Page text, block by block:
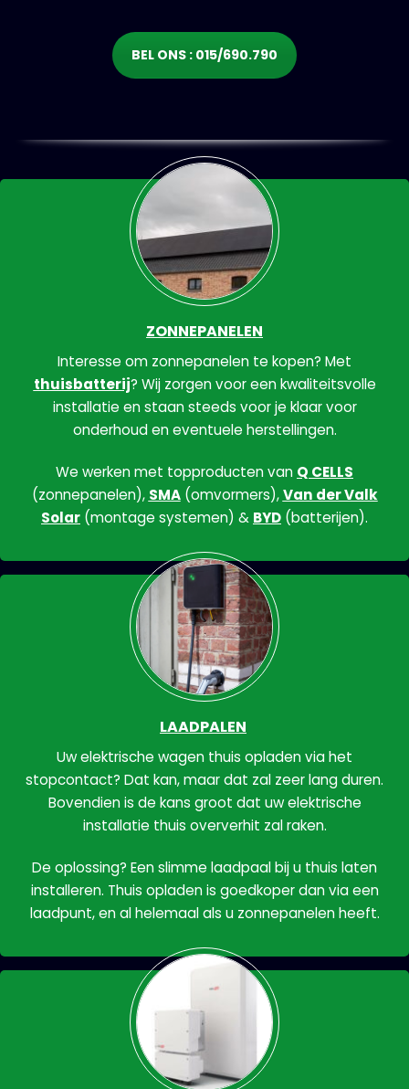
BEL ONS : 015/690.790
ZONNEPANELEN
Interesse om zonnepanelen te kopen? Met
thuisbatterij? Wij zorgen voor een kwaliteitsvolle
installatie en staan steeds voor je klaar voor
onderhoud en eventuele herstellingen.
We werken met topproducten van Q CELLS
(zonnepanelen), SMA(omvormers),Van der Valk
Solar (montage systemen) & BYD (batterijen).
LAADPALEN
Uw elektrische wagen thuis opladen via het
stopcontact? Dat kan, maar dat zal zeer lang duren.
Bovendien is de kans groot dat uw elektrische
installatie thuis oververhit zal raken.
De oplossing? Een slimme laadpaal bij u thuis laten
installeren. Thuis opladen is goedkoper dan via een
laadpunt, en al helemaal als u zonnepanelen heeft.